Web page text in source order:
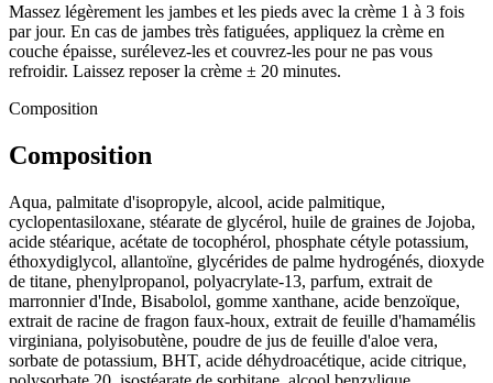
Massez légèrement les jambes et les pieds avec la crème 1 à 3 fois
par jour. En cas de jambes très fatiguées, appliquez la crème en
couche épaisse, surélevez-les et couvrez-les pour ne pas vous
refroidir. Laissez reposer la crème ± 20 minutes.
Composition
Composition
Aqua, palmitate d'isopropyle, alcool, acide palmitique,
cyclopentasiloxane, stéarate de glycérol, huile de graines de Jojoba,
acide stéarique, acétate de tocophérol, phosphate cétyle potassium,
éthoxydiglycol, allantoïne, glycérides de palme hydrogénés, dioxyde
de titane, phenylpropanol, polyacrylate-13, parfum, extrait de
marronnier d'Inde, Bisabolol, gomme xanthane, acide benzoïque,
extrait de racine de fragon faux-houx, extrait de feuille d'hamamélis
virginiana, polyisobutène, poudre de jus de feuille d'aloe vera,
sorbate de potassium, BHT, acide déhydroacétique, acide citrique,